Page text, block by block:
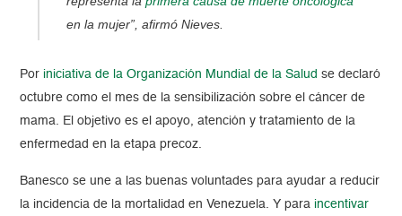
en la mujer”, afirmó Nieves.
Poriniciativa de la Organización Mundial de la Salud se declaró
octubre como el mes de la sensibilización sobre el cáncer de
mama. El objetivo es el apoyo, atención y tratamiento de la
enfermedad en la etapa precoz.
Banesco se une a las buenas voluntades para ayudar a reducir
la incidencia de la mortalidad en Venezuela. Y paraincentivar